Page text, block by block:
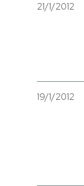
21/1/2012
19/1/2012